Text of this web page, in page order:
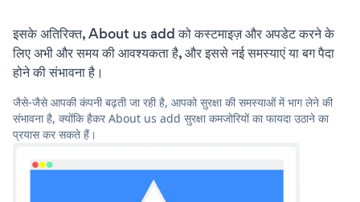
इसके अतिरिक्त, About us add को कस्टमाइज़ और अपडेट करने के
लिए अभी और समय की आवश्यकता है, और इससे नई समस्याएं या बग पैदा
होने की संभावना है।
जैसे-जैसे आपकी कंपनी बढ़ती जा रही है, आपको सुरक्षा की समस्याओं में भाग लेने की
संभावना है, क्योंकि हैकर About us add सुरक्षा कमजोरियों का फायदा उठाने का
प्रयास कर सकते हैं।